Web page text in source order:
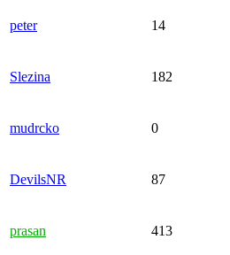
peter 14
Slezina 182
mudrcko 0
DevilsNR 87
prasan 413